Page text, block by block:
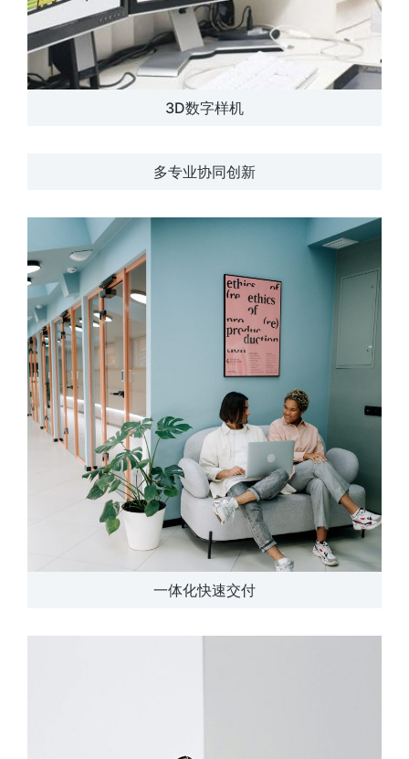
3D数字样机
多专业协同创新
一体化快速交付